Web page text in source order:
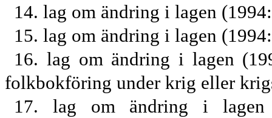
14. lag om ändring i lagen
15. lag om ändring i lagen
16. lag om ändring i lagen
folkbokföring under krig eller
17. lag om ändring i lagen